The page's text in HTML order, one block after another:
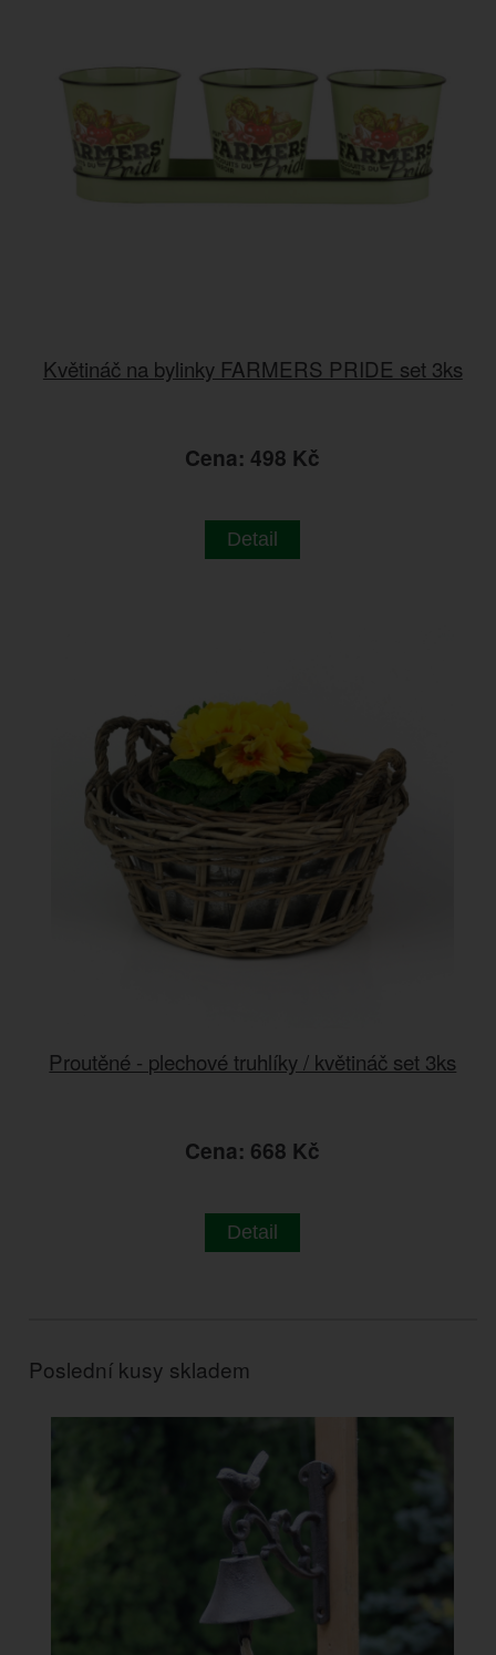
Květináč na bylinky FARMERS PRIDE set 3ks
Cena: 498 Kč
Detail
Proutěné - plechové truhlíky / květináč set 3ks
Cena: 668 Kč
Detail
Poslední kusy skladem